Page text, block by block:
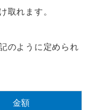
取れます。
のように定められ
金額